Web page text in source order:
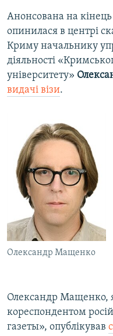
Анонсована на
опинилася в центрі
Криму начальнику
діяльності
університету»
видачі візи.
Олександр Мащенко
Олександр Мащенко,
кореспондентом
газеты», опублікував